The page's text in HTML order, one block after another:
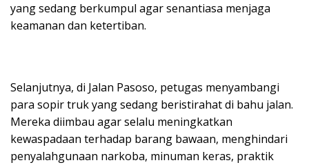
yang sedang berkumpul agar senantiasa menjaga
keamanan dan ketertiban.
Selanjutnya, di Jalan Pasoso, petugas menyambangi
para sopir truk yang sedang beristirahat di bahu jalan.
Mereka diimbau agar selalu meningkatkan
kewaspadaan terhadap barang bawaan, menghindari
penyalahgunaan narkoba, minuman keras, praktik